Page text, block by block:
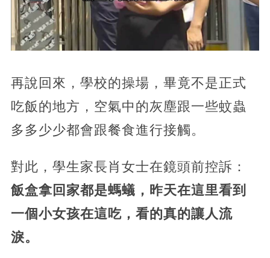
再說回來，學校的操場，畢竟不是正式
吃飯的地方，空氣中的灰塵跟一些蚊蟲
多多少少都會跟餐食進行接觸。
對此，學生家長肖女士在鏡頭前控訴：
飯盒拿回家都是螞蟻，昨天在這里看到
一個小女孩在這吃，看的真的讓人流
淚。